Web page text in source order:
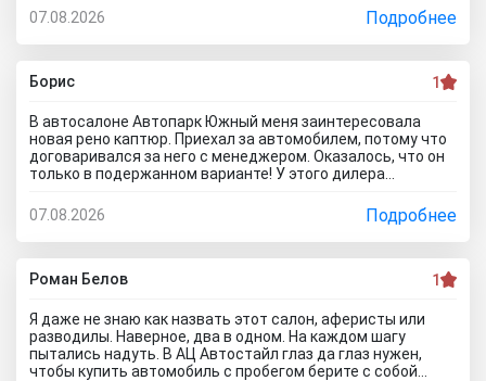
происходит?! Отчего это невозможно? это развод и
кидалово! Оставил салон без автомобиля, потому что не
хотел его приобретать с допами за большие деньги да и
вам не советую!
07.08.2026 Подробнее
Борис 1
В автосалоне Автопарк Южный меня заинтересовала
новая рено каптюр. Приехал за автомобилем, потому что
договаривался за него с менеджером. Оказалось, что он
только в подержанном варианте! У этого дилера
советовал бы вам приезжать в этот автоцентр на
Гражданскую 1Д в Ставрополь, потому что это наглый
обман! Они только на сайте большой автосалон с
шикарными ценами, на деле мелкая шарашка разводящая
покупателей.
07.08.2026 Подробнее
Роман Белов 1
Я даже не знаю как назвать этот салон, аферисты или
разводилы. Наверное, два в одном. На каждом шагу
пытались надуть. В АЦ Автостайл глаз да глаз нужен,
чтобы купить автомобиль с пробегом берите с собой